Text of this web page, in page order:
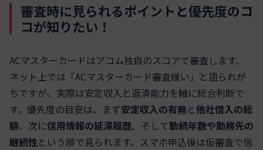
審査時に見られるポイントと優先度のコ
コが知りたい！
ACマスターカードはアコム独自のスコアで審査します。
ネット上では「ACマスターカード審査緩い」と語られが
ちですが、実際は安定収入と返済能力を軸に総合判断で
す。優先度の目安は、まず安定収入の有無と他社借入の総
額、次に信用情報の延滞履歴、そして勤続年数や勤務先の
継続性という順で見られます。スマホ申込後は仮審査で信